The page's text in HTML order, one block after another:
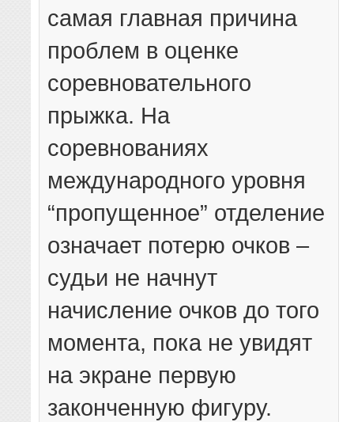
самая главная причина
проблем в оценке
соревновательного
прыжка. На
соревнованиях
международного уровня
“пропущенное” отделение
означает потерю очков –
судьи не начнут
начисление очков до того
момента, пока не увидят
на экране первую
законченную фигуру.